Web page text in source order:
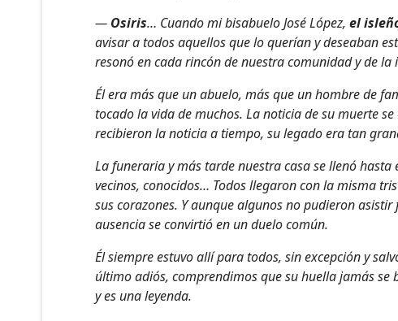
— Osiris… Cuando mi bisabuelo José López, el
avisar a todos aquellos que lo querían y deseaban
resonó en cada rincón de nuestra comunidad y de la
Él era más que un abuelo, más que un hombre de
tocado la vida de muchos. La noticia de su muerte
recibieron la noticia a tiempo, su legado era tan
La funeraria y más tarde nuestra casa se llenó
vecinos, conocidos… Todos llegaron con la misma
sus corazones. Y aunque algunos no pudieron
ausencia se convirtió en un duelo común.
Él siempre estuvo allí para todos, sin excepción y
último adiós, comprendimos que su huella jamás
y es una leyenda.